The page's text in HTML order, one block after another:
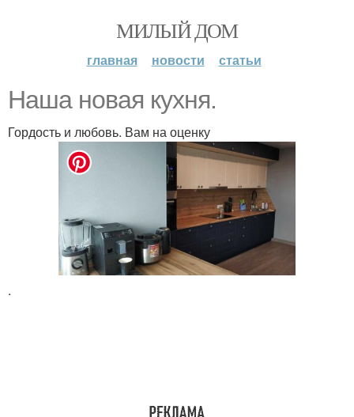
МИЛЫЙ ДОМ
главная новости статьи
Наша новая кухня.
Гордость и любовь. Вам на оценку
.